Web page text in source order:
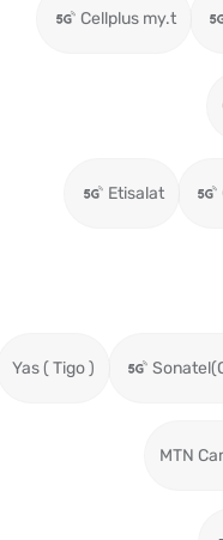
Cellplus my.t
Etisalat
Yas ( Tigo )
MTN